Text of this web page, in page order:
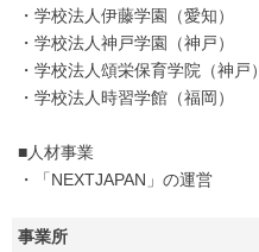
・学校法人伊藤学園（愛知）
・学校法人神戸学園（神戸）
・学校法人頌栄保育学院（神戸）
・学校法人時習学館（福岡）
■人材事業
・「NEXTJAPAN」の運営
事業所